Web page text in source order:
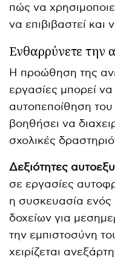
πώς να
να επιβιβαστεί και
Ενθαρρύνετε την
Η προώθηση της
εργασίες μπορεί
αυτοπεποίθηση του
βοηθήσει να
σχολικές
Δεξιότητες
σε εργασίες
η συσκευασία ενός
δοχείων για
την εμπιστοσύνη
χειρίζεται